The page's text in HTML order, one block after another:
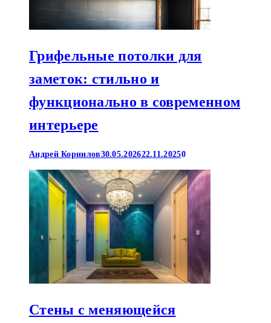
Грифельные потолки для
заметок: стильно и
функционально в современном
интерьере
Андрей Корнилов30.05.202622.11.20250
Стены с меняющейся